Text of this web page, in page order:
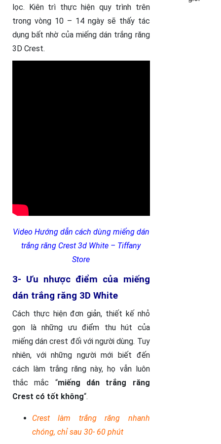
lọc. Kiên trì thực hiện quy trình trên
trong vòng 10 – 14 ngày sẽ thấy tác
dụng bất nhờ của miếng dán trắng răng
3D Crest.
Video Hướng dẫn cách dùng miếng dán
trắng răng Crest 3d White – Tiffany
Store
3- Ưu nhược điểm của miếng
dán trắng răng 3D White
Cách thực hiện đơn giản, thiết kế nhỏ
gọn là những ưu điểm thu hút của
miếng dán crest đối với người dùng. Tuy
nhiên, với những người mới biết đến
cách làm trắng răng này, họ vẫn luôn
thắc mắc “miếng dán trắng răng
Crest có tốt không“.
Crest làm trắng răng nhanh
chóng, chỉ sau 30- 60 phút